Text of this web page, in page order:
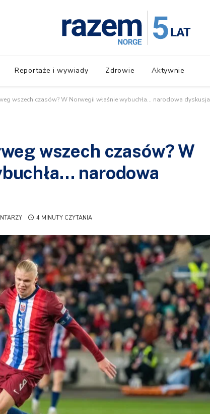
Reportaże i wywiady Zdrowie Aktywnie
wszech czasów? W Norwegii właśnie wybuchła… narodowa dyskusja
wszech czasów? W
narodowa
4 MINUTY CZYTANIA